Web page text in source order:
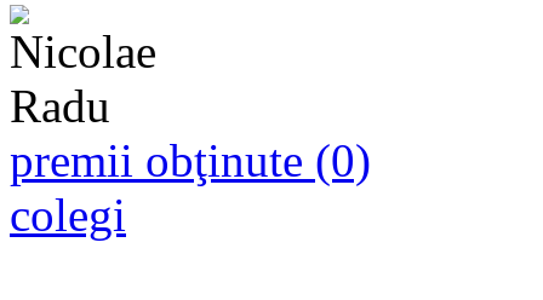
premii obţinute (0)
colegi